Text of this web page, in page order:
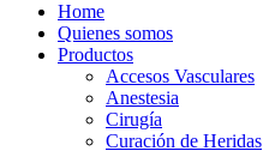
Home
Quienes somos
Productos
Accesos Vasculares
Anestesia
Cirugía
Curación de Heridas